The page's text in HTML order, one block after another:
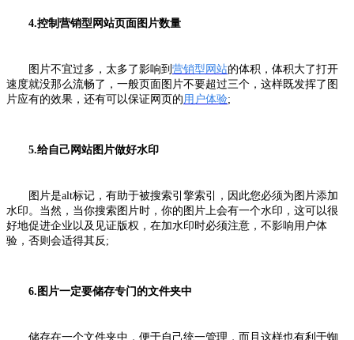
4.控制营销型网站页面图片数量
图片不宜过多，太多了影响到 营销型网站的体积，体积大了打开
速度就没那么流畅了，一般页面图片不要超过三个，这样既发挥了图
片应有的效果，还有可以保证网页的用户体验;
5.给自己网站图片做好水印
图片是alt标记，有助于被搜索引擎索引，因此您必须为图片添加
水印。当然，当你搜索图片时，你的图片上会有一个水印，这可以很
好地促进企业以及见证版权，在加水印时必须注意，不影响用户体
验，否则会适得其反;
6.图片一定要储存专门的文件夹中
储存在一个文件夹中，便于自己统一管理，而且这样也有利于蜘